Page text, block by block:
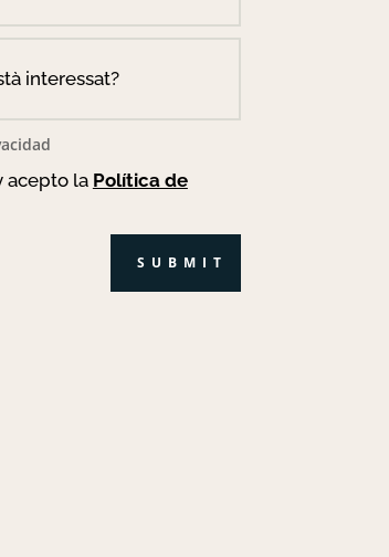
acepto la Política de
SUBMIT